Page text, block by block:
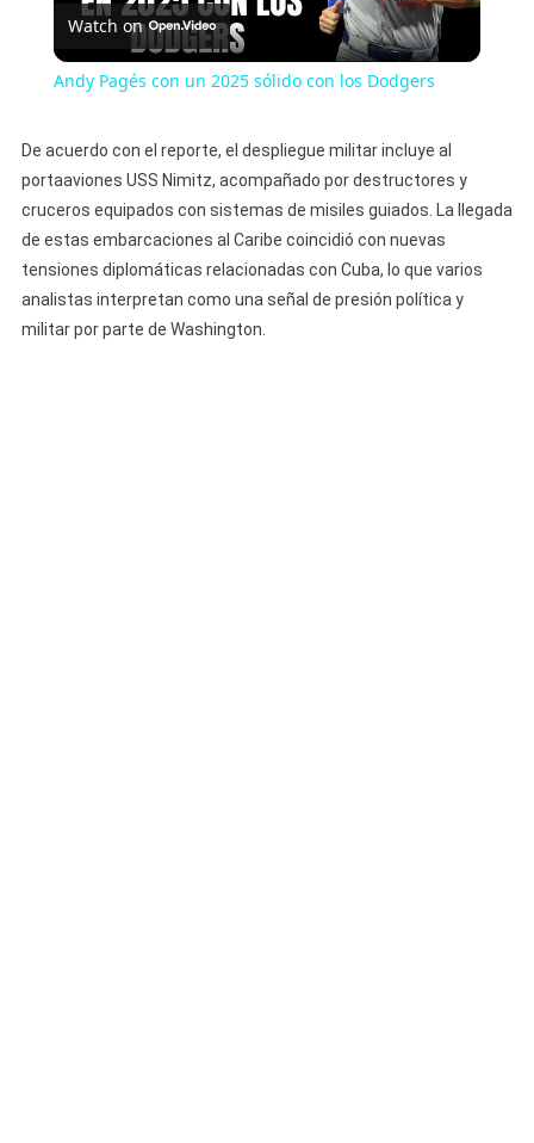
Video
Watch on
Andy Pagés con un 2025 sólido con los Dodgers
De acuerdo con el reporte, el despliegue militar incluye al
portaaviones USS Nimitz, acompañado por destructores y
cruceros equipados con sistemas de misiles guiados. La llegada
de estas embarcaciones al Caribe coincidió con nuevas
tensiones diplomáticas relacionadas con Cuba, lo que varios
analistas interpretan como una señal de presión política y
militar por parte de Washington.